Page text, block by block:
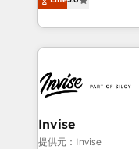
much Benelux
bespoke approach
business growth
set-up, Migrations,
Ops Hub
content strategies,
bespoke web
websites.
Invise
提供元：Invise